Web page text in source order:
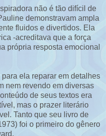
não é tão difícil de
demonstravam ampla
fluidos e divertidos. Ela
-acreditava que a força
própria resposta emocional
ela reparar em detalhes
nem revendo em diversas
de seus textos era
mas o prazer literário
Tanto que seu livro de
foi o primeiro do gênero